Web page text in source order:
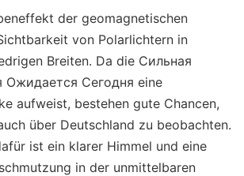
der geomagnetischen
von Polarlichtern in
Breiten. Da die Сильная
Ожидается Сегодня eine
aufweist, bestehen gute Chancen,
über Deutschland zu beobachten.
ist ein klarer Himmel und eine
in der unmittelbaren